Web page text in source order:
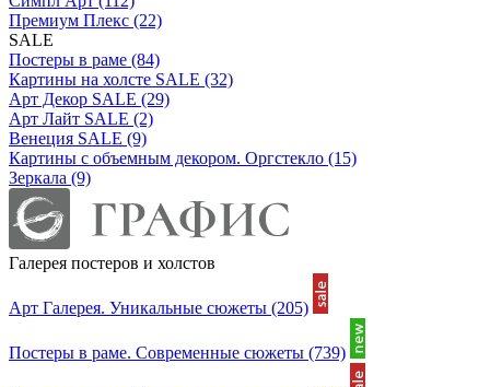
Премиум Плекс (22)
SALE
Постеры в раме (84)
Картины на холсте SALE (32)
Арт Декор SALE (29)
Арт Лайт SALE (2)
Венеция SALE (9)
Картины с объемным декором. Оргстекло (15)
Зеркала (9)
Галерея постеров и холстов
Арт Галерея. Уникальные сюжеты (205)
Постеры в раме. Современные сюжеты (739)